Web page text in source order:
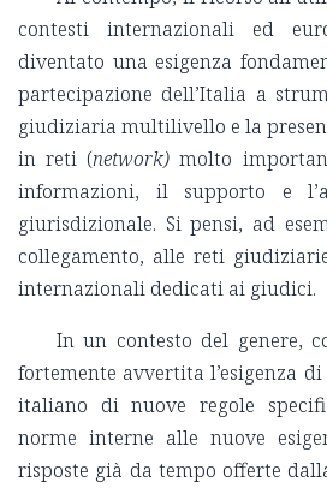
contesti internazionali ed
diventato una esigenza
partecipazione dell’Italia a
giudiziaria multilivello e la
in reti (network)molto
informazioni, il supporto e
giurisdizionale. Si pensi, ad
collegamento, alle reti
internazionali dedicati ai giudici.
In un contesto del genere,
fortemente avvertita l’esigenza
italiano di nuove regole
norme interne alle nuove
risposte già da tempo offerte